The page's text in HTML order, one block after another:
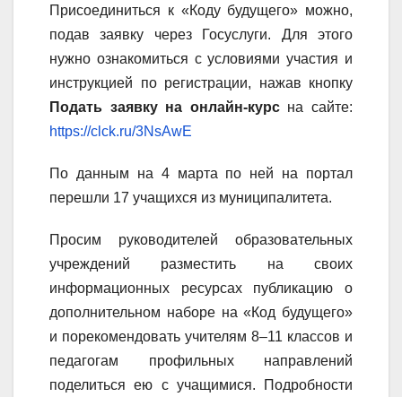
Присоединиться к «Коду будущего» можно,
подав заявку через Госуслуги. Для этого
нужно ознакомиться с условиями участия и
инструкцией по регистрации, нажав кнопку
Подать заявку на онлайн-курс на сайте:
https://clck.ru/3NsAwE
По данным на 4 марта по ней на портал
перешли 17 учащихся из муниципалитета.
Просим руководителей образовательных
учреждений разместить на своих
информационных ресурсах публикацию о
дополнительном наборе на «Код будущего»
и порекомендовать учителям 8–11 классов и
педагогам профильных направлений
поделиться ею с учащимися. Подробности